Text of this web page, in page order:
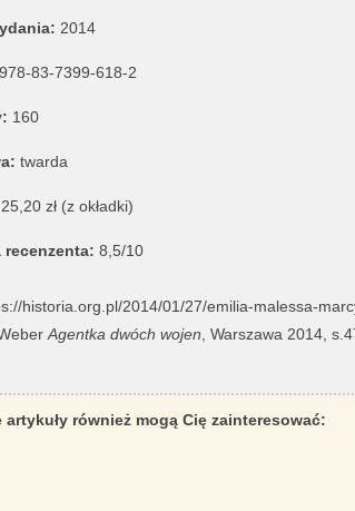
2014
978-83-7399-618-2
160
twarda
25,20 zł (z okładki)
recenzenta: 8,5/10
historia.org.pl/2014/01/27/emilia-malessa-
Agentka dwóch wojen, Warszawa 2014,
artykuły również mogą Cię zainteresować: